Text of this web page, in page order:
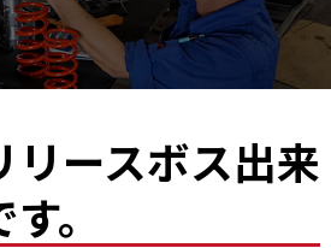
リースボス出来
。